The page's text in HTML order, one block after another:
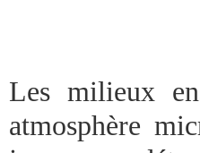
Les milieux
atmosphère